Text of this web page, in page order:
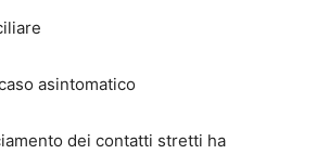
asintomatico
dei contatti stretti ha